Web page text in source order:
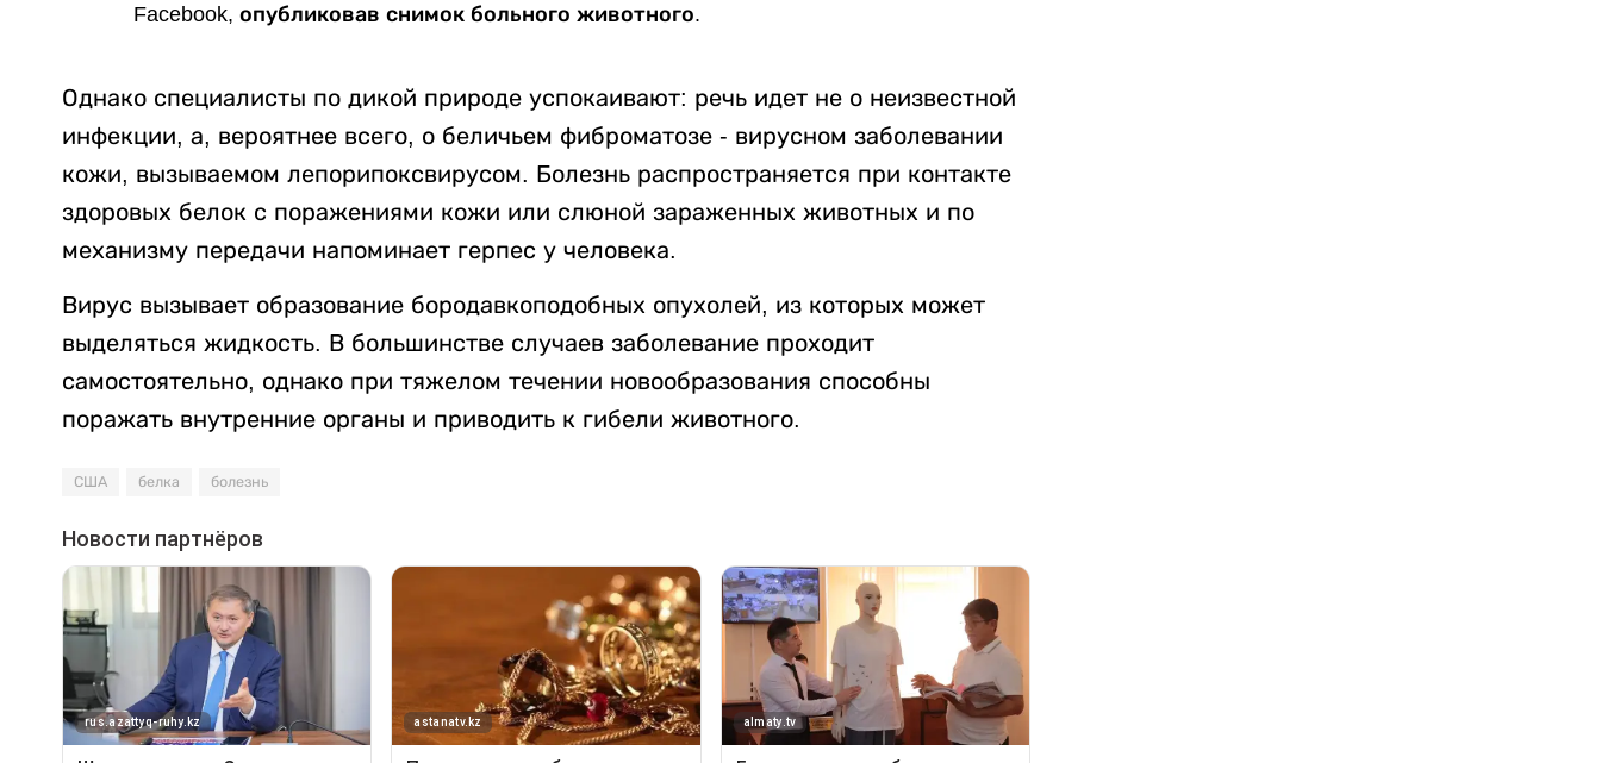
Facebook, опубликовав снимок больного животного.
Однако специалисты по дикой природе успокаивают: речь идет не о неизвестной
инфекции, а, вероятнее всего, о беличьем фиброматозе - вирусном заболевании
кожи, вызываемом лепорипоксвирусом. Болезнь распространяется при контакте
здоровых белок с поражениями кожи или слюной зараженных животных и по
механизму передачи напоминает герпес у человека.
Вирус вызывает образование бородавкоподобных опухолей, из которых может
выделяться жидкость. В большинстве случаев заболевание проходит
самостоятельно, однако при тяжелом течении новообразования способны
поражать внутренние органы и приводить к гибели животного.
США белка болезнь